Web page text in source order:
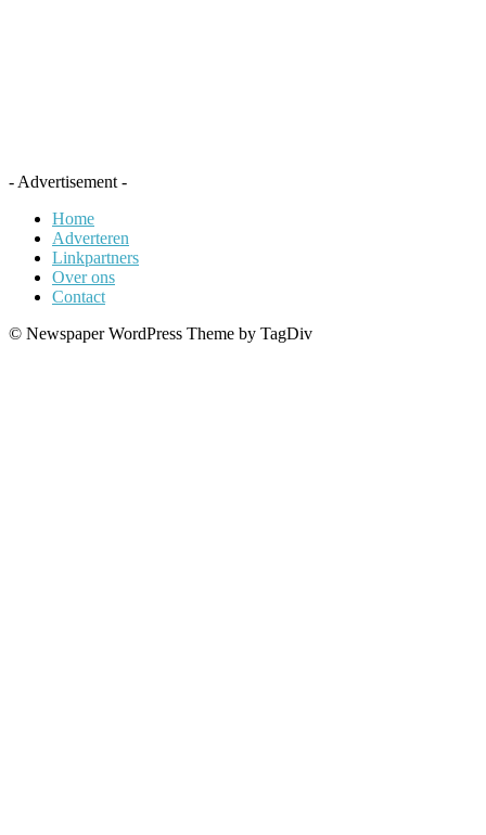
- Advertisement -
Home
Adverteren
Linkpartners
Over ons
Contact
© Newspaper WordPress Theme by TagDiv